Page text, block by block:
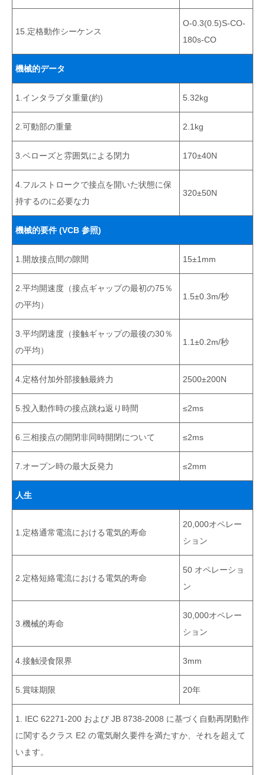
15.定格動作シーケンス
O-0.3(0.5)s-CO-
180s-CO
機械的データ
1.インタラプタ重量(約) 5.32kg
2.可動部の重量 2.1kg
3.ベローズと雰囲気による閉力 170±40N
4.フルストロークで接点を開いた状態に保
持するのに必要な力
320±50N
機械的要件 (VCB 参照)
1.開放接点間の隙間 15±1mm
2.平均開速度（接点ギャップの最初の75％
の平均）
1.5±0.3m/秒
3.平均閉速度（接触ギャップの最後の30％
の平均）
1.1±0.2m/秒
4.定格付加外部接触最終力 2500±200N
5.投入動作時の接点跳ね返り時間 ≤2ms
6.三相接点の開閉非同時開閉について ≤2ms
7.オープン時の最大反発力 ≤2mm
人生
1.定格通常電流における電気的寿命
20,000オペレー
ション
2.定格短絡電流における電気的寿命
50 オペレーショ
ン
3.機械的寿命
30,000オペレー
ション
4.接触浸食限界 3mm
5.賞味期限 20年
1. IEC 62271-200 および JB 8738-2008 に基づく自動再閉動作
に関するクラス E2 の電気耐久要件を満たすか、それを超えて
います。